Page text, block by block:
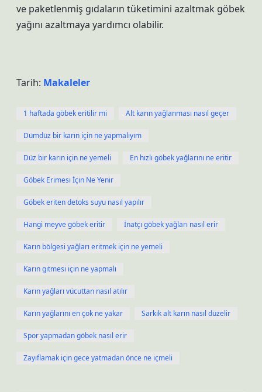
ve paketlenmiş gıdaların tüketimini azaltmak göbek
yağını azaltmaya yardımcı olabilir.
Tarih: Makaleler
1 haftada göbek eritilir mi Alt karın yağlanması nasıl geçer
Dümdüz bir karın için ne yapmalıyım
Düz bir karın için ne yemeli En hızlı göbek yağlarını ne eritir
Göbek Erimesi İçin Ne Yenir
Göbek eriten detoks suyu nasıl yapılır
Hangi meyve göbek eritir İnatçı göbek yağları nasıl erir
Karın bölgesi yağları eritmek için ne yemeli
Karın gitmesi için ne yapmalı
Karın yağları vücuttan nasıl atılır
Karın yağlarını en çok ne yakar Sarkık alt karın nasıl düzelir
Spor yapmadan göbek nasıl erir
Zayıflamak için gece yatmadan önce ne içmeli